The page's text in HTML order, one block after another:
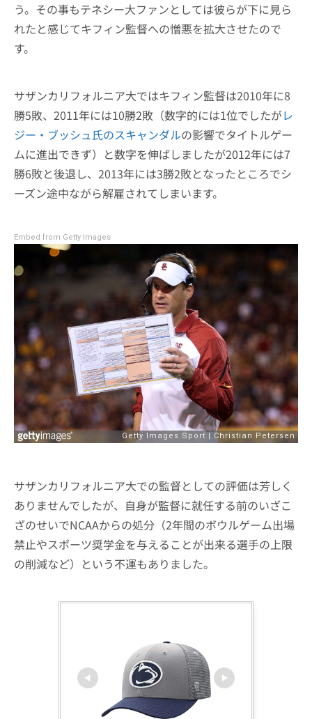
う。その事もテネシー大ファンとしては彼らが下に見ら
れたと感じてキフィン監督への憎悪を拡大させたので
す。
サザンカリフォルニア大ではキフィン監督は2010年に8
勝5敗、2011年には10勝2敗（数字的には1位でしたがレ
ジー・ブッシュ氏のスキャンダルの影響でタイトルゲー
ムに進出できず）と数字を伸ばしましたが2012年には7
勝6敗と後退し、2013年には3勝2敗となったところでシ
ーズン途中ながら解雇されてしまいます。
Embed from Getty Images
サザンカリフォルニア大での監督としての評価は芳しく
ありませんでしたが、自身が監督に就任する前のいざこ
ざのせいでNCAAからの処分（2年間のボウルゲーム出場
禁止やスポーツ奨学金を与えることが出来る選手の上限
の削減など）という不運もありました。